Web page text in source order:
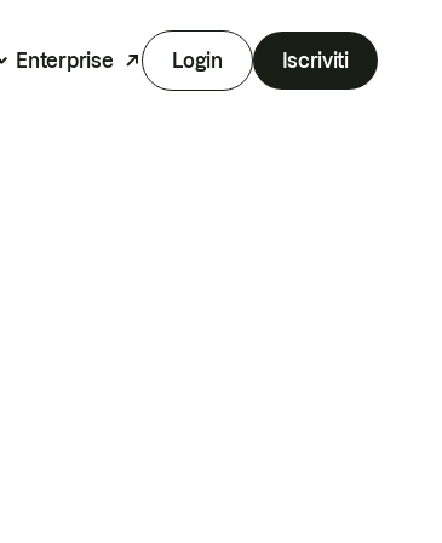
Enterprise Login Iscriviti